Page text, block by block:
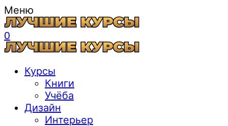
Меню
0
Курсы
Книги
Учёба
Дизайн
Интерьер